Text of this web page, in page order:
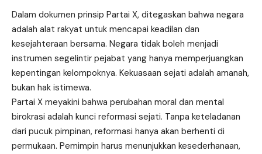
Dalam dokumen prinsip Partai X, ditegaskan bahwa negara
adalah alat rakyat untuk mencapai keadilan dan
kesejahteraan bersama. Negara tidak boleh menjadi
instrumen segelintir pejabat yang hanya memperjuangkan
kepentingan kelompoknya. Kekuasaan sejati adalah amanah,
bukan hak istimewa.
Partai X meyakini bahwa perubahan moral dan mental
birokrasi adalah kunci reformasi sejati. Tanpa keteladanan
dari pucuk pimpinan, reformasi hanya akan berhenti di
permukaan. Pemimpin harus menunjukkan kesederhanaan,